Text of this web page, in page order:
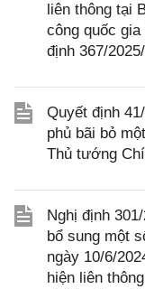
liên thông tại
công quốc
định 367/
Quyết định
phủ bãi bỏ
Thủ tướng
Nghị định
bổ sung một
ngày 10/6/
hiện liên